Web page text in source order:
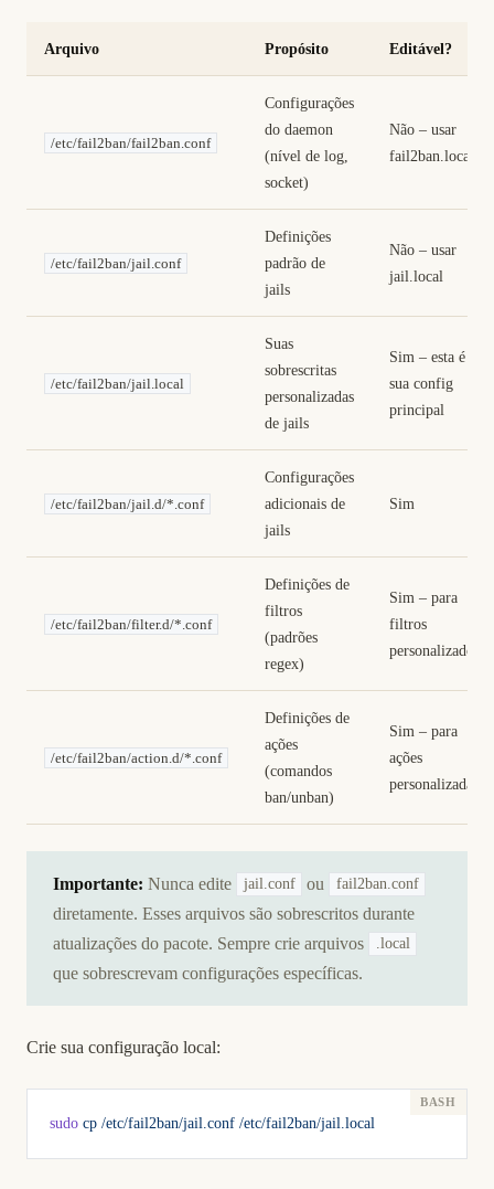
Arquivo Propósito Editável?
/etc/fail2ban/fail2ban.conf
Configurações
do daemon
(nível de log,
socket)
Não – usar
fail2ban.local
/etc/fail2ban/jail.conf
Definições
padrão de
jails
Não – usar
jail.local
/etc/fail2ban/jail.local
Suas
sobrescritas
personalizadas
de jails
Sim – esta é
sua config
principal
/etc/fail2ban/jail.d/*.conf
Configurações
adicionais de
jails
Sim
/etc/fail2ban/filter.d/*.conf
Definições de
filtros
(padrões
regex)
Sim – para
filtros
personalizados
/etc/fail2ban/action.d/*.conf
Definições de
ações
(comandos
ban/unban)
Sim – para
ações
personalizadas
Importante: Nunca edite jail.conf ou fail2ban.conf
diretamente. Esses arquivos são sobrescritos durante
atualizações do pacote. Sempre crie arquivos
.local
que sobrescrevam configurações específicas.
Crie sua configuração local:
sudo cp /etc/fail2ban/jail.conf /etc/fail2ban/jail.local